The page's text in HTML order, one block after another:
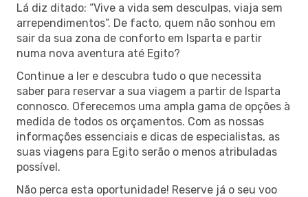
Lá diz ditado: “Vive a vida sem desculpas, viaja sem
arrependimentos”. De facto, quem não sonhou em
sair da sua zona de conforto em Isparta e partir
numa nova aventura até Egito?
Continue a ler e descubra tudo o que necessita
saber para reservar a sua viagem a partir de Isparta
connosco. Oferecemos uma ampla gama de opções à
medida de todos os orçamentos. Com as nossas
informações essenciais e dicas de especialistas, as
suas viagens para Egito serão o menos atribuladas
possível.
Não perca esta oportunidade! Reserve já o seu voo